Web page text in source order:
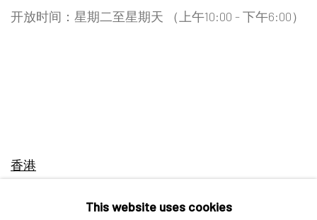
开放时间：星期二至星期天 （上午10:00 - 下午6:00）
香港
This website uses cookies